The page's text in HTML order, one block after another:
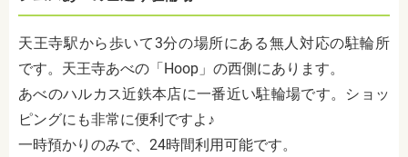
天王寺駅から歩いて3分の場所にある無人対応の駐輪所
です。天王寺あべの「Hoop」の西側にあります。
あべのハルカス近鉄本店に一番近い駐輪場です。ショッ
ピングにも非常に便利ですよ♪
一時預かりのみで、24時間利用可能です。